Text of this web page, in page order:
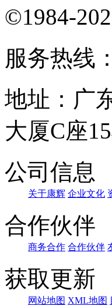
©1984-
服务热线
地址：广
大厦C座
公司信息
关于康辉 企业文化
合作伙伴
商务合作 合作伙伴
获取更新
网站地图 XML地图